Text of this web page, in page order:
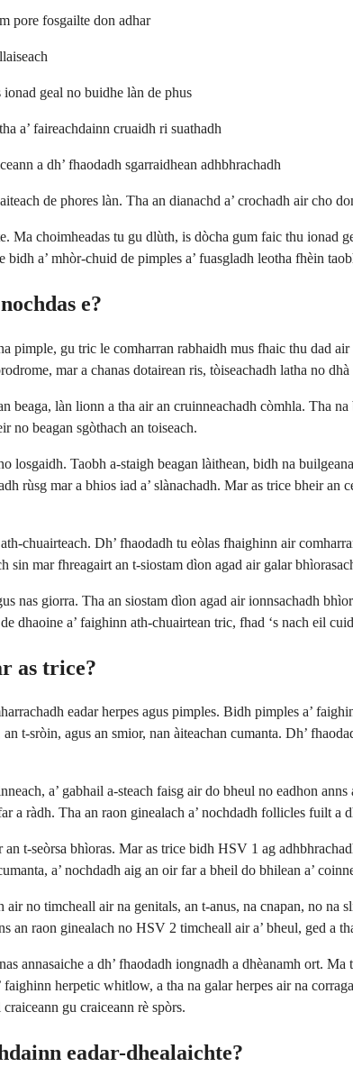
pore fosgailte don adhar
geal no buidhe làn de phus
a’ faireachdainn cruaidh ri suathadh
a dh’ fhaodadh sgarraidhean adhbhrachadh
de phores làn. Tha an dianachd a’ crochadh air cho
Ma choimheadas tu gu dlùth, is dòcha gum faic thu ionad
a’ mhòr-chuid de pimples a’ fuasgladh leotha fhèin
e?
pimple, gu tric le comharran rabhaidh mus fhaic thu dad
mar a chanas dotairean ris, tòiseachadh latha no
beaga, làn lionn a tha air an cruinneachadh còmhla. Tha
no beagan sgòthach an toiseach.
Taobh a-staigh beagan làithean, bidh na
rùsg mar a bhios iad a’ slànachadh. Mar as trice bheir
chuairteach. Dh’ fhaodadh tu eòlas fhaighinn air
sin mar fhreagairt an t-siostam dìon agad air galar
nas giorra. Tha an siostam dìon agad air ionnsachadh
dhaoine a’ faighinn ath-chuairtean tric, fhad ‘s nach eil
as trice?
eadar herpes agus pimples. Bidh pimples a’
t-sròin, agus an smior, nan àiteachan cumanta. Dh’
a’ gabhail a-steach faisg air do bheul no eadhon
a ràdh. Tha an raon ginealach a’ nochdadh follicles fuilt
t-seòrsa bhìoras. Mar as trice bidh HSV 1 ag
a’ nochdadh aig an oir far a bheil do bhilean a’
no timcheall air na genitals, an t-anus, na cnapan, no
raon ginealach no HSV 2 timcheall air a’ bheul, ged a
annasaiche a dh’ fhaodadh iongnadh a dhèanamh ort.
herpetic whitlow, a tha na galar herpes air na
gu craiceann rè spòrs.
eadar-dhealaichte?